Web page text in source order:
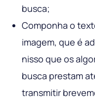
busca;
Componha o
imagem, que é
nisso que os
busca prestam
transmitir